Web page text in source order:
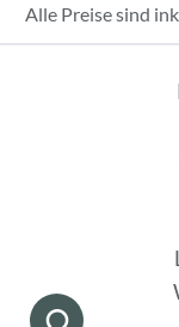
Alle Preise sind